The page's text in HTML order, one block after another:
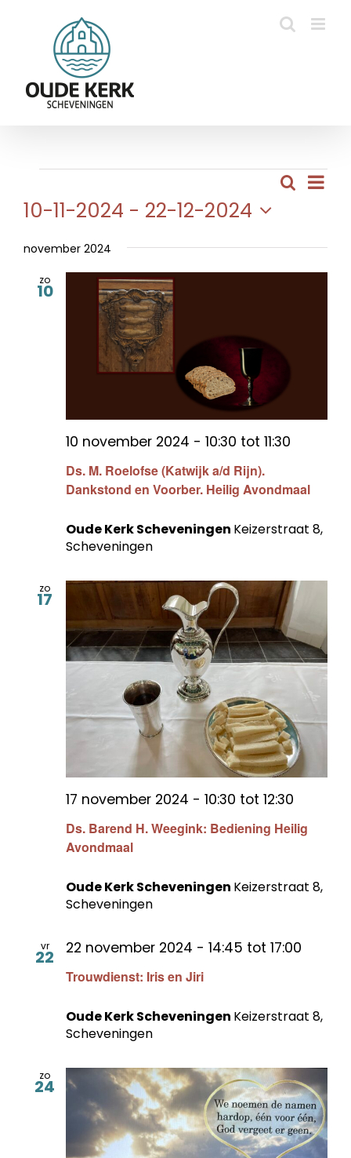
en
Zoeken
Lijst
10-11-2024 - 22-12-2024
een
datum.
november 2024
zo
10
Ds. M. Roelofse (Katwijk a/d Rijn).
Dankstond en Voorber. Heilig Avondmaal
10 november 2024 - 10:30 tot 11:30
Oude Kerk Scheveningen Keizerstraat 8,
Scheveningen
zo
17
Ds. Barend H. Weegink: Bediening Heilig
Avondmaal
17 november 2024 - 10:30 tot 12:30
Oude Kerk Scheveningen Keizerstraat 8,
Scheveningen
vr
22
Trouwdienst: Iris en Jiri
22 november 2024 - 14:45 tot 17:00
Oude Kerk Scheveningen Keizerstraat 8,
Scheveningen
zo
24